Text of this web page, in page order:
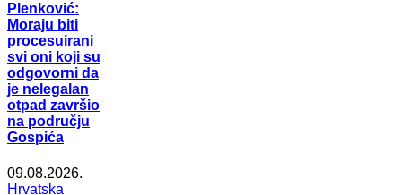
Plenković:
Moraju biti
procesuirani
svi oni koji su
odgovorni da
je nelegalan
otpad završio
na području
Gospića
09.08.2026.
Hrvatska